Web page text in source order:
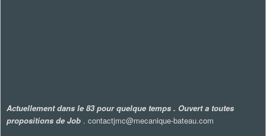
Actuellement dans le 83 pour quelque temps . Ouvert a toutes
propositions de Job . contactjmc@mecanique-bateau.com